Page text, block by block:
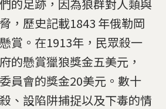
的足跡，因為狼群對人類與
，歷史記載1843 年俄勒岡
賞。在1913年，民眾殺一
的懸賞獵狼獎金五美元，
員會的獎金20美元。數十
、設陷阱捕捉以及下毒的情